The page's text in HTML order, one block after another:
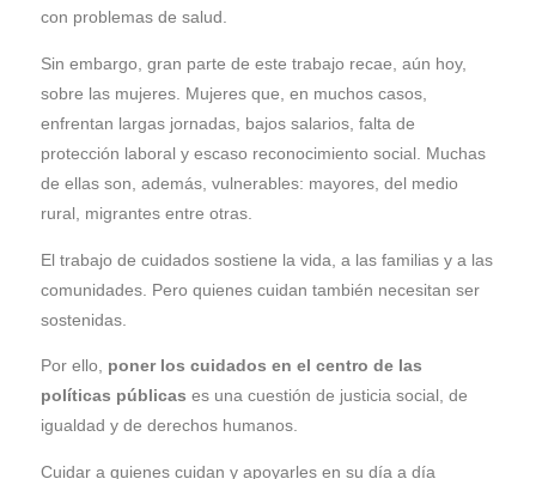
con problemas de salud.
Sin embargo, gran parte de este trabajo recae, aún hoy,
sobre las mujeres. Mujeres que, en muchos casos,
enfrentan largas jornadas, bajos salarios, falta de
protección laboral y escaso reconocimiento social. Muchas
de ellas son, además, vulnerables: mayores, del medio
rural, migrantes entre otras.
El trabajo de cuidados sostiene la vida, a las familias y a las
comunidades. Pero quienes cuidan también necesitan ser
sostenidas.
Por ello, poner los cuidados en el centro de las
políticas públicas es una cuestión de justicia social, de
igualdad y de derechos humanos.
Cuidar a quienes cuidan y apoyarles en su día a día